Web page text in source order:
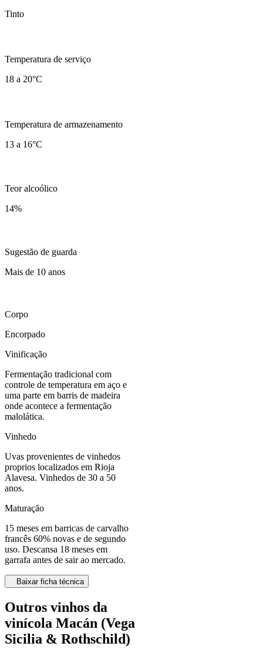
Tinto
Temperatura de serviço
18 a 20°C
Temperatura de armazenamento
13 a 16°C
Teor alcoólico
14%
Sugestão de guarda
Mais de 10 anos
Corpo
Encorpado
Vinificação
Fermentação tradicional com
controle de temperatura em aço e
uma parte em barris de madeira
onde acontece a fermentação
malolática.
Vinhedo
Uvas provenientes de vinhedos
proprios localizados em Rioja
Alavesa. Vinhedos de 30 a 50
anos.
Maturação
15 meses em barricas de carvalho
francês 60% novas e de segundo
uso. Descansa 18 meses em
garrafa antes de sair ao mercado.
Baixar ficha técnica
Outros vinhos da
vinícola Macán (Vega
Sicilia & Rothschild)